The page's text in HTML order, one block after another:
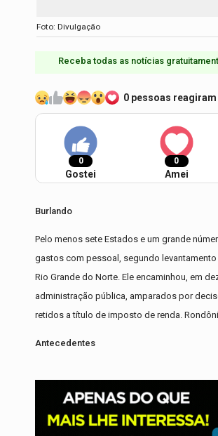
Foto: Divulgação
Receba todas as notícias
0 pessoas
0
Gostei
0
Amei
Burlando
Pelo menos sete Estados e um grande
gastos com pessoal, segundo
Rio Grande do Norte. Ele encaminhou, em
administração pública, amparados por
retidos a título de imposto de renda.
Antecedentes